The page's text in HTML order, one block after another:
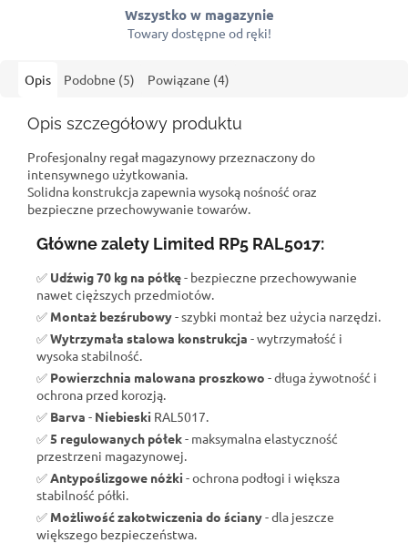
Wszystko w magazynie
Towary dostępne od ręki!
Opis Podobne (5) Powiązane (4)
Opis szczegółowy produktu
Profesjonalny regał magazynowy przeznaczony do
intensywnego użytkowania.
Solidna konstrukcja zapewnia wysoką nośność oraz
bezpieczne przechowywanie towarów.
Główne zalety Limited RP5 RAL5017:
✅ Udźwig 70 kg na półkę- bezpieczne przechowywanie
nawet cięższych przedmiotów.
✅ Montaż bezśrubowy- szybki montaż bez użycia narzędzi.
✅Wytrzymała stalowa konstrukcja - wytrzymałość i
wysoka stabilność.
✅ Powierzchnia malowana proszkowo - długa żywotność i
ochrona przed korozją.
✅ Barva - Niebieski RAL5017.
✅ 5 regulowanych półek- maksymalna elastyczność
przestrzeni magazynowej.
✅ Antypoślizgowe nóżki - ochrona podłogi i większa
stabilność półki.
✅ Możliwość zakotwiczenia do ściany- dla jeszcze
większego bezpieczeństwa.